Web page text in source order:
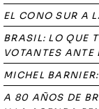
EL CONO SUR A
BRASIL: LO QUE
VOTANTES ANTE
MICHEL
A 80 AÑOS DE